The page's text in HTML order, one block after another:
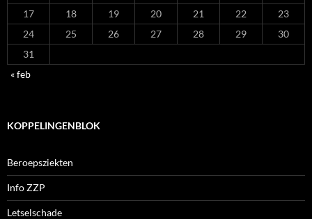
17
18 19 20 21 22
23
24
25 26 27 28 29
30
31
« feb
KOPPELINGENBLOK
Beroepsziekten
Info ZZP
Letselschade